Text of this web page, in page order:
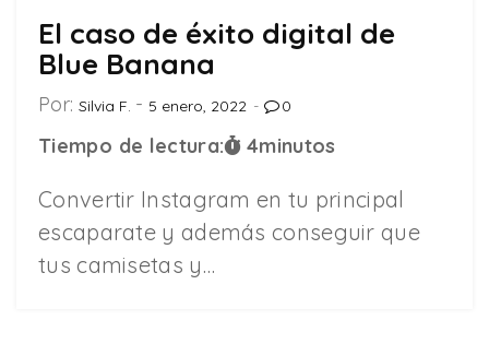
El caso de éxito digital de
Blue Banana
Por: Silvia F. 5 enero, 2022 0
Tiempo de lectura: 4minutos
Convertir Instagram en tu principal
escaparate y además conseguir que
tus camisetas y…